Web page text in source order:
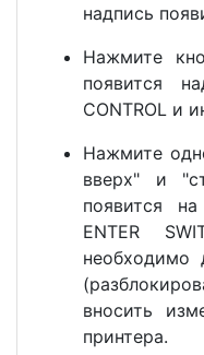
надпись
Нажмите
появится
CONTROL и
Нажмите
вверх" и
появится
ENTER
необходимо
вносить
принтера.